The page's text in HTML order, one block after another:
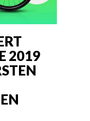
2019